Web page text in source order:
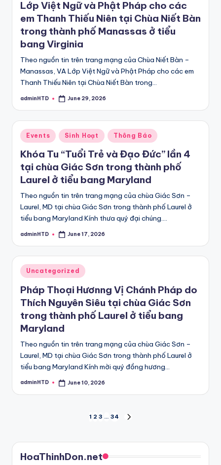
Lớp Việt Ngữ và Phật Pháp cho các
em Thanh Thiếu Niên tại Chùa Niết Bàn
trong thành phố Manassas ở tiểu
bang Virginia
Theo nguồn tin trên trang mạng của Chùa Niết Bàn –
Manassas, VA Lớp Việt Ngữ và Phật Pháp cho các em
Thanh Thiếu Niên tại Chùa Niết Bàn trong…
Posted
adminHTD June 29, 2026
Posted
in
Events Sinh Hoạt Thông Báo
Khóa Tu “Tuổi Trẻ và Đạo Đức” lần 4
tại chùa Giác Sơn trong thành phố
Laurel ở tiểu bang Maryland
Theo nguồn tin trên trang mạng của chùa Giác Sơn –
Laurel, MD tại chùa Giác Sơn trong thành phố Laurel ở
tiểu bang Maryland Kính thưa quý đại chúng.…
Posted
adminHTD June 17, 2026
Posted
Uncategorized
Pháp Thoại Hươnng Vị Chánh Pháp do
Thích Nguyên Siêu tại chùa Giác Sơn
trong thành phố Laurel ở tiểu bang
Maryland
Theo nguồn tin trên trang mạng của chùa Giác Sơn –
Laurel, MD tại chùa Giác Sơn trong thành phố Laurel ở
tiểu bang Maryland Kính mời quý đồng hương…
Posted
adminHTD June 10, 2026
pagination
1 2 3 … 34
HoaThinhDon.net